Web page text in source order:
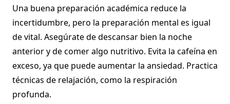
Una buena preparación académica reduce la
incertidumbre, pero la preparación mental es igual
de vital. Asegúrate de descansar bien la noche
anterior y de comer algo nutritivo. Evita la cafeína en
exceso, ya que puede aumentar la ansiedad. Practica
técnicas de relajación, como la respiración
profunda.